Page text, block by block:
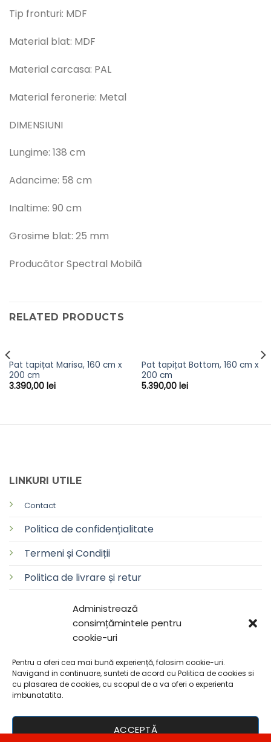
Administrează
consimțămintele pentru
cookie-uri
Pentru a oferi cea mai bună experiență, folosim cookie-uri.
Navigand in continuare, sunteti de acord cu Politica de cookies si
cu plasarea de cookies, cu scopul de a va oferi o experienta
imbunatatita.
ACCEPTĂ
Tip fronturi: MDF
Material blat: MDF
Material carcasa: PAL
Material feronerie: Metal
DIMENSIUNI
Lungime: 138 cm
Adancime: 58 cm
Inaltime: 90 cm
Grosime blat: 25 mm
Producător Spectral Mobilă
RELATED PRODUCTS
Pat tapițat Marisa, 160 cm x
200 cm
3.390,00 lei
Pat tapițat Bottom, 160 cm x
200 cm
5.390,00 lei
LINKURI UTILE
Contact
Politica de confidențialitate
Termeni și Condiții
Politica de livrare și retur
Politica de cookie-uri
Copyright 2026 ©AxaNăsăud